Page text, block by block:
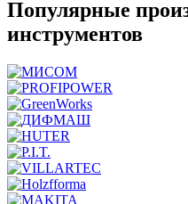
Популярные
инструментов